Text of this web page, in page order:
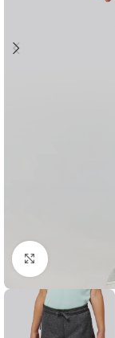
Click to